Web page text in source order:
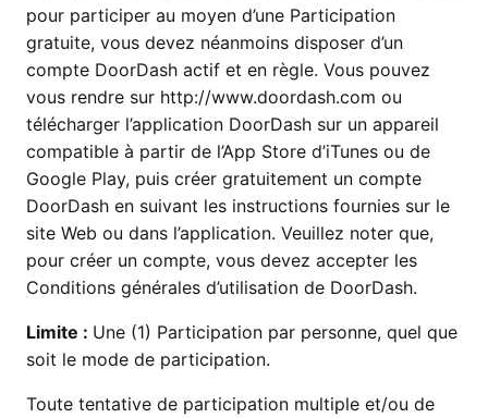
pour participer au moyen d’une Participation
gratuite, vous devez néanmoins disposer d’un
compte DoorDash actif et en règle. Vous pouvez
vous rendre sur http://www.doordash.com ou
télécharger l’application DoorDash sur un appareil
compatible à partir de l’App Store d’iTunes ou de
Google Play, puis créer gratuitement un compte
DoorDash en suivant les instructions fournies sur le
site Web ou dans l’application. Veuillez noter que,
pour créer un compte, vous devez accepter les
Conditions générales d’utilisation de DoorDash.
Limite : Une (1) Participation par personne, quel que
soit le mode de participation.
Toute tentative de participation multiple et/ou de